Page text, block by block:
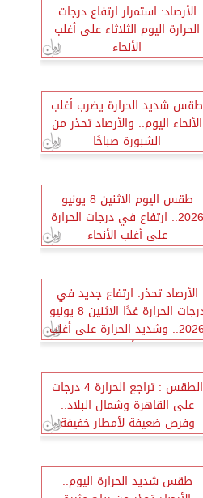
الأرصاد: استمرار ارتفاع درجات
الحرارة اليوم الثلاثاء على أغلب
الأنحاء
طقس شديد الحرارة يضرب أغلب
الأنحاء اليوم.. والأرصاد تحذر من
الشبورة صباحًا
طقس اليوم الاثنين 8 يونيو
2026.. ارتفاع في درجات الحرارة
على أغلب الأنحاء
الأرصاد تحذر: ارتفاع جديد في
درجات الحرارة غدًا الاثنين 8 يونيو
2026.. وشديد الحرارة على أغلب
الأنحاء
الطقس : تراجع الحرارة 4 درجات
على القاهرة وشمال البلاد..
وفرص ضعيفة لأمطار خفيفة
على السواحل الشمالية
طقس شديد الحرارة اليوم..